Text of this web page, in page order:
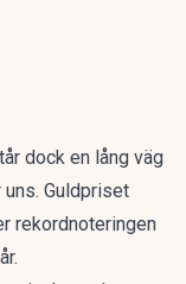
dock en lång väg
Guldpriset
rekordnoteringen